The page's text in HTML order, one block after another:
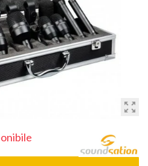
zoom_out_map